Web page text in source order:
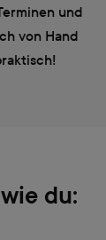
und
von Hand
du: